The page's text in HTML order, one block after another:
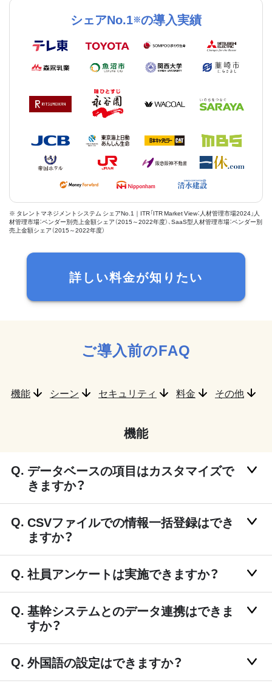
シェアNo.1※の導入実績
※ タレントマネジメントシステム シェアNo.1｜ITR「ITR Market View：人材管理市場2024」人
材管理市場：ベンダー別売上金額シェア（2015～2022年度）、SaaS型人材管理市場：ベンダー別
売上金額シェア（2015～2022年度）
詳しい料金が知りたい
ご導入前のFAQ
機能 シーン セキュリティ 料金 その他
機能
データベースの項目はカスタマイズで
きますか？
CSVファイルでの情報一括登録はでき
ますか？
社員アンケートは実施できますか？
基幹システムとのデータ連携はできま
すか？
外国語の設定はできますか？